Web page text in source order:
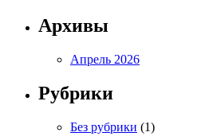
Архивы
Апрель 2026
Рубрики
Без рубрики (1)